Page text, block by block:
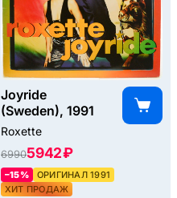
Joyride
(Sweden), 1991
Roxette
69905942 ₽
–15%
ОРИГИНАЛ 1991
ХИТ ПРОДАЖ